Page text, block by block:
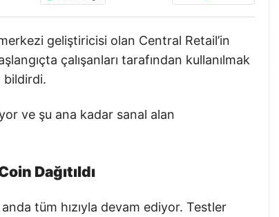
geliştiricisi olan Central Retail’in
çalışanları tarafından kullanılmak
bildirdi.
ve şu ana kadar sanal alan
Dağıtıldı
tüm hızıyla devam ediyor. Testler